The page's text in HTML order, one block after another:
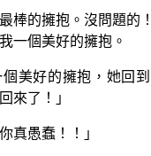
棒的擁抱。沒問題的
一個美好的擁抱。
美好的擁抱，她回
來了！」
真愚蠢！！」